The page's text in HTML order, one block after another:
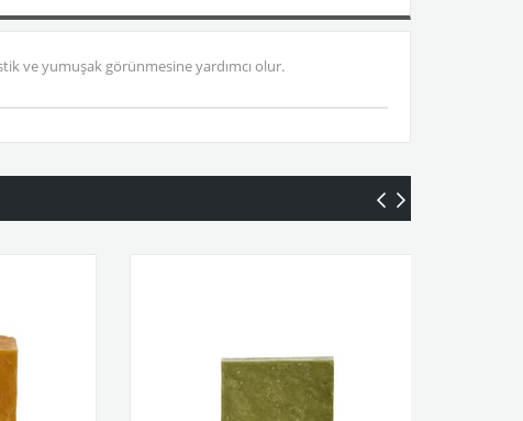
ve yumuşak görünmesine yardımcı olur.